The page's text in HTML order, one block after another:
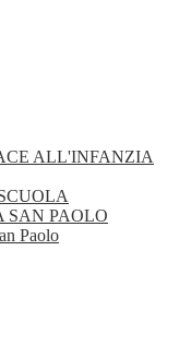
ALL'INFANZIA
SAN PAOLO
Paolo